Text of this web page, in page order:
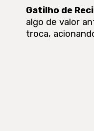
Gatilho de
algo de valor
troca,